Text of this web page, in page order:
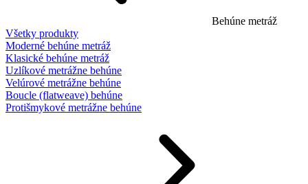
Behúne metráž
Všetky produkty
Moderné behúne metráž
Klasické behúne metráž
Uzlíkové metrážne behúne
Velúrové metrážne behúne
Boucle (flatweave) behúne
Protišmykové metrážne behúne